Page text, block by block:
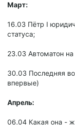
Март:
16.03 Пётр I
статуса;
23.03 Автоматон
30.03 Последняя
впервые)
Апрель:
06.04 Какая она -